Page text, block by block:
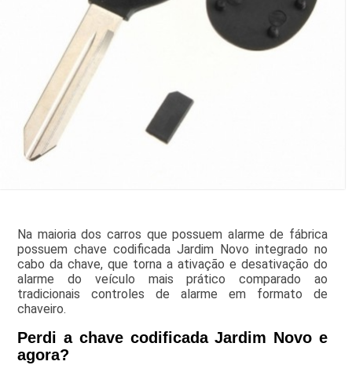
Na maioria dos carros que possuem alarme de fábrica
possuem chave codificada Jardim Novo integrado no
cabo da chave, que torna a ativação e desativação do
alarme do veículo mais prático comparado ao
tradicionais controles de alarme em formato de
chaveiro.
Perdi a chave codificada Jardim Novo e
agora?